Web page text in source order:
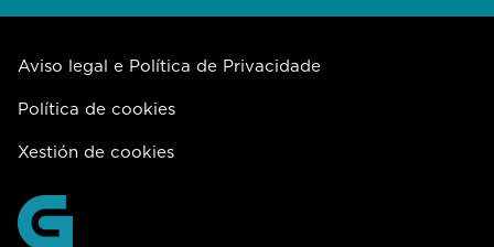
Aviso legal e Política de Privacidade
Política de cookies
Xestión de cookies